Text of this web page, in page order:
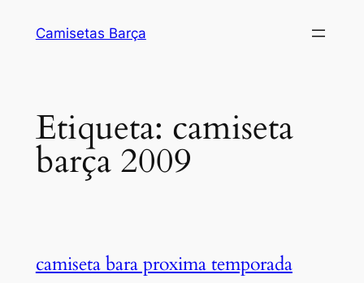
Camisetas Barça
Etiqueta: camiseta
barça 2009
camiseta bara proxima temporada